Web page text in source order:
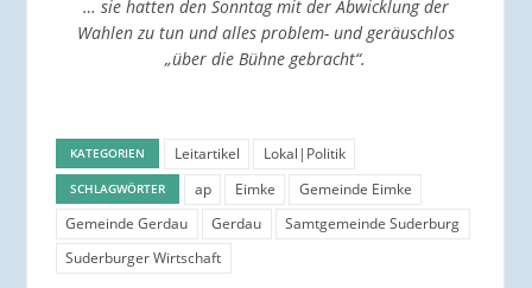
… sie hatten den Sonntag mit der Abwicklung der
Wahlen zu tun und alles problem- und geräuschlos
„über die Bühne gebracht“.
KATEGORIEN Leitartikel Lokal|Politik
SCHLAGWÖRTER ap Eimke
Gemeinde Eimke
Gemeinde Gerdau
Gerdau
Samtgemeinde Suderburg
Suderburger Wirtschaft